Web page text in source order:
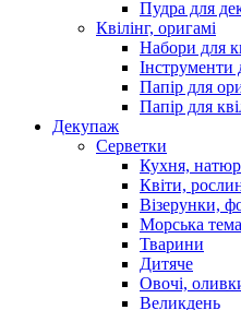
Пудра для
Квілінг, оригамі
Набори для
Інструменти
Папір для
Папір для
Декупаж
Серветки
Кухня,
Квіти,
Візерунки,
Морська тема
Тварини
Дитяче
Овочі,
Великдень